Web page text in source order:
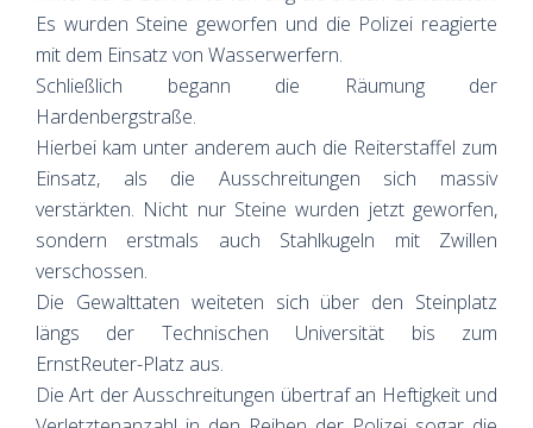
Es wurden Steine geworfen und die Polizei reagierte
mit dem Einsatz von Wasserwerfern.
Schließlich begann die Räumung der
Hardenbergstraße.
Hierbei kam unter anderem auch die Reiterstaffel zum
Einsatz, als die Ausschreitungen sich massiv
verstärkten. Nicht nur Steine wurden jetzt geworfen,
sondern erstmals auch Stahlkugeln mit Zwillen
verschossen.
Die Gewalttaten weiteten sich über den Steinplatz
längs der Technischen Universität bis zum
ErnstReuter-Platz aus.
Die Art der Ausschreitungen übertraf an Heftigkeit und